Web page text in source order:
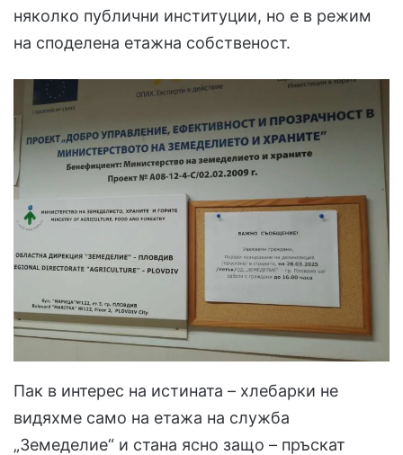
няколко публични институции, но е в режим
на споделена етажна собственост.
Пак в интерес на истината – хлебарки не
видяхме само на етажа на служба
„Земеделие“ и стана ясно защо – пръскат